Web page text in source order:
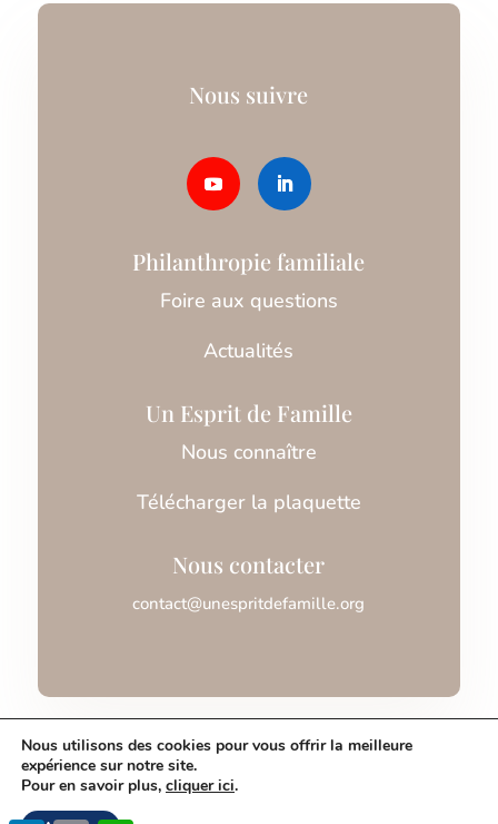
Nous suivre
Philanthropie familiale
Foire aux questions
Actualités
Un Esprit de Famille
Nous connaître
Télécharger la plaquette
Nous contacter
contact@unespritdefamille.org
Mentions légales
Nous utilisons des cookies pour vous offrir la meilleure
expérience sur notre site.
Pour en savoir plus, cliquer ici.